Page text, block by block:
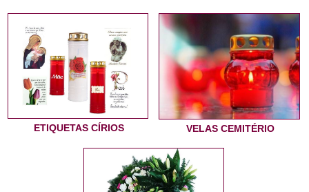
ETIQUETAS CÍRIOS VELAS CEMITÉRIO